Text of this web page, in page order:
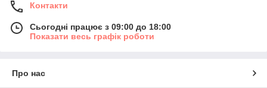
Контакти
Сьогодні працює з 09:00 до 18:00
Показати весь графік роботи
Про нас